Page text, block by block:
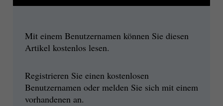
Mit einem Benutzernamen können Sie diesen
Artikel kostenlos lesen.
Registrieren Sie einen kostenlosen
Benutzernamen oder melden Sie sich mit einem
vorhandenen an.